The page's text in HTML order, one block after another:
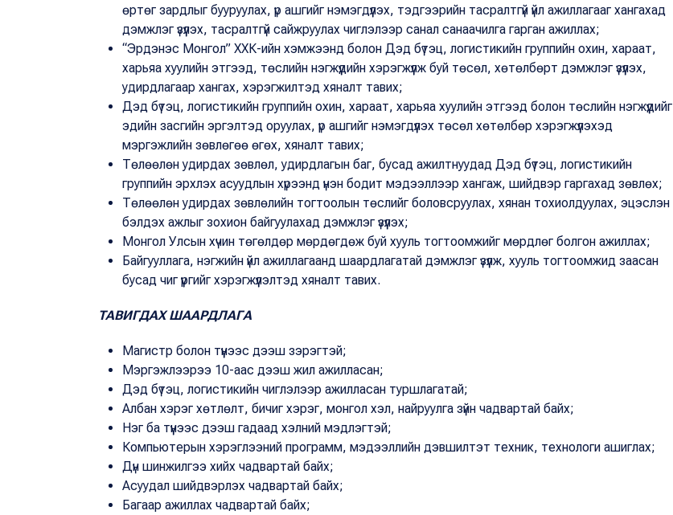
өртөг зардлыг бууруулах, үр ашгийг нэмэгдүүлэх, тэдгээрийн тасралтгүй үйл ажиллагааг хангахад
дэмжлэг үзүүлэх, тасралтгүй сайжруулах чиглэлээр санал санаачилга гарган ажиллах;
“Эрдэнэс Монгол” ХХК-ийн хэмжээнд болон Дэд бүтэц, логистикийн группийн охин, хараат,
харьяа хуулийн этгээд, төслийн нэгжүүдийн хэрэгжүүлж буй төсөл, хөтөлбөрт дэмжлэг үзүүлэх,
удирдлагаар хангах, хэрэгжилтэд хяналт тавих;
Дэд бүтэц, логистикийн группийн охин, хараат, харьяа хуулийн этгээд болон төслийн нэгжүүдийг
эдийн засгийн эргэлтэд оруулах, үр ашгийг нэмэгдүүлэх төсөл хөтөлбөр хэрэгжүүлэхэд
мэргэжлийн зөвлөгөө өгөх, хяналт тавих;
Төлөөлөн удирдах зөвлөл, удирдлагын баг, бусад ажилтнуудад Дэд бүтэц, логистикийн
группийн эрхлэх асуудлын хүрээнд үнэн бодит мэдээллээр хангаж, шийдвэр гаргахад зөвлөх;
Төлөөлөн удирдах зөвлөлийн тогтоолын төслийг боловсруулах, хянан тохиолдуулах, эцэслэн
бэлдэх ажлыг зохион байгуулахад дэмжлэг үзүүлэх;
Монгол Улсын хүчин төгөлдөр мөрдөгдөж буй хууль тогтоомжийг мөрдлөг болгон ажиллах;
Байгууллага, нэгжийн үйл ажиллагаанд шаардлагатай дэмжлэг үзүүлж, хууль тогтоомжид заасан
бусад чиг үүргийг хэрэгжүүлэлтэд хяналт тавих.
ТАВИГДАХ ШААРДЛАГА
Магистр болон түүнээс дээш зэрэгтэй;
Мэргэжлээрээ 10-аас дээш жил ажилласан;
Дэд бүтэц, логистикийн чиглэлээр ажилласан туршлагатай;
Албан хэрэг хөтлөлт, бичиг хэрэг, монгол хэл, найруулга зүйн чадвартай байх;
Нэг ба түүнээс дээш гадаад хэлний мэдлэгтэй;
Компьютерын хэрэглээний программ, мэдээллийн дэвшилтэт техник, технологи ашиглах;
Дүн шинжилгээ хийх чадвартай байх;
Асуудал шийдвэрлэх чадвартай байх;
Багаар ажиллах чадвартай байх;